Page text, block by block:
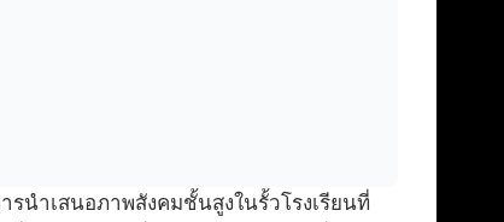
นำเสนอภาพสังคมชั้นสูงในรั้วโรงเรียนที่